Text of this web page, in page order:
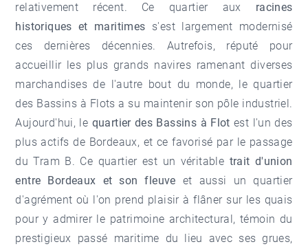
relativement récent. Ce quartier aux racines
historiques et maritimes s'est largement modernisé
ces dernières décennies. Autrefois, réputé pour
accueillir les plus grands navires ramenant diverses
marchandises de l'autre bout du monde, le quartier
des Bassins à Flots a su maintenir son pôle industriel.
Aujourd'hui, le quartier des Bassins à Flot est l'un des
plus actifs de Bordeaux, et ce favorisé par le passage
du Tram B. Ce quartier est un véritable trait d'union
entre Bordeaux et son fleuve et aussi un quartier
d'agrément où l'on prend plaisir à flâner sur les quais
pour y admirer le patrimoine architectural, témoin du
prestigieux passé maritime du lieu avec ses grues,